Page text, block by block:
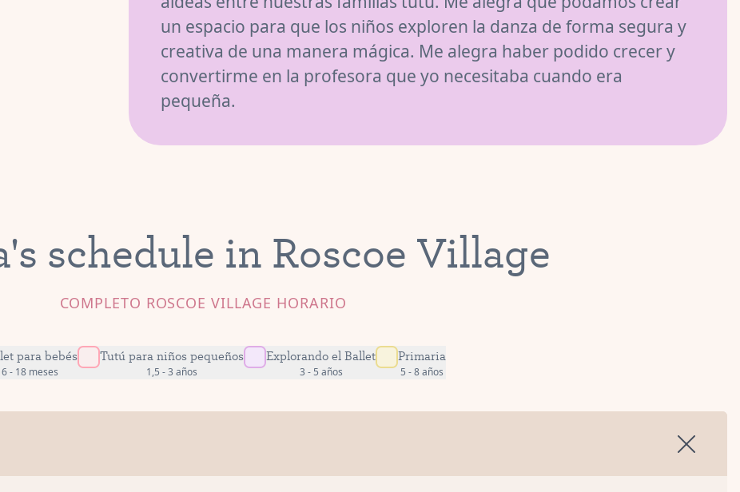
un espacio para que los niños exploren la danza de forma segura y
creativa de una manera mágica. Me alegra haber podido crecer y
convertirme en la profesora que yo necesitaba cuando era
pequeña.
schedule in Roscoe Village
COMPLETO ROSCOE VILLAGE HORARIO
para bebés
6 - 18 meses
Tutú para niños pequeños
1,5 - 3 años
Explorando el Ballet
3 - 5 años
Primaria
5 - 8 años